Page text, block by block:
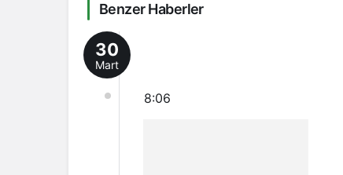
Benzer Haberler
30
Mart
8:06